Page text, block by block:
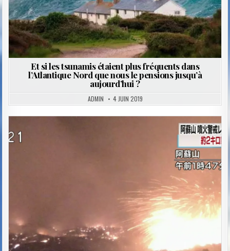
Et si les tsunamis étaient plus fréquents dans
l’Atlantique Nord que nous le pensions jusqu’à
aujourd’hui ?
ADMIN 4 JUIN 2019